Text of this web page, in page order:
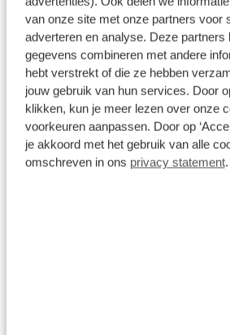
van onze site met onze partners voor
adverteren en analyse. Deze partners
gegevens combineren met andere
hebt verstrekt of die ze hebben
jouw gebruik van hun services. Door
klikken, kun je meer lezen over onze
voorkeuren aanpassen. Door op
je akkoord met het gebruik van alle
omschreven in ons privacy statement.
1/40
Hymer Exsis I 580 Pure
Exsis I 580 Pure Integraal met Hefbed
5.211 km
Handgeschakeld 2024 Diesel
€ 121.740 € 99.900
Op voorraad